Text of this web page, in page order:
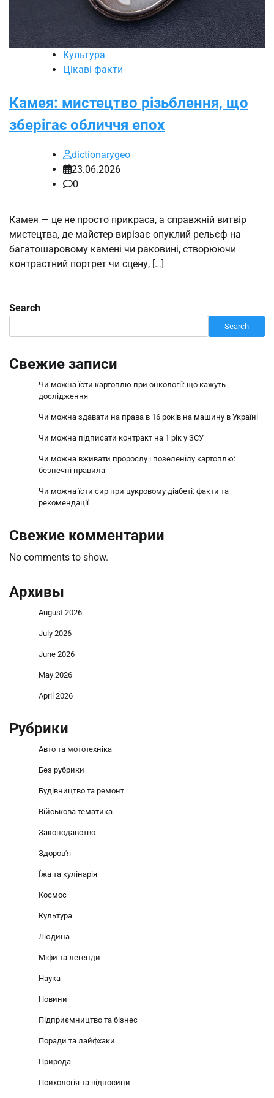
Культура
Цікаві факти
Камея: мистецтво різьблення, що
зберігає обличчя епох
dictionarygeo
23.06.2026
0
Камея — це не просто прикраса, а справжній витвір
мистецтва, де майстер вирізає опуклий рельєф на
багатошаровому камені чи раковині, створюючи
контрастний портрет чи сцену, […]
Search
Search
Свежие записи
Чи можна їсти картоплю при онкології: що кажуть
дослідження
Чи можна здавати на права в 16 років на машину в Україні
Чи можна підписати контракт на 1 рік у ЗСУ
Чи можна вживати пророслу і позеленілу картоплю:
безпечні правила
Чи можна їсти сир при цукровому діабеті: факти та
рекомендації
Свежие комментарии
No comments to show.
Архивы
August 2026
July 2026
June 2026
May 2026
April 2026
Рубрики
Авто та мототехніка
Без рубрики
Будівництво та ремонт
Військова тематика
Законодавство
Здоров'я
Їжа та кулінарія
Космос
Культура
Людина
Міфи та легенди
Наука
Новини
Підприємництво та бізнес
Поради та лайфхаки
Природа
Психологія та відносини